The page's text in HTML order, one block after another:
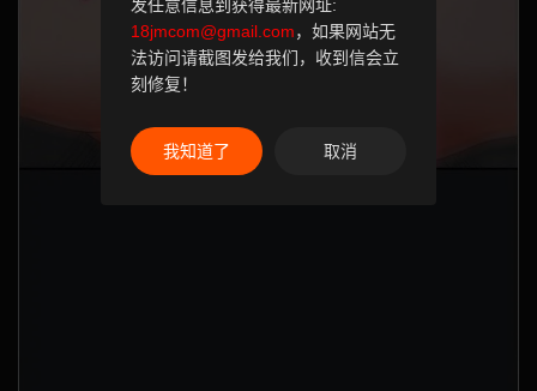
发任意信息到获得最新网址:
18jmcom@gmail.com，如果网站无
法访问请截图发给我们，收到信会立
刻修复！
我知道了 取消